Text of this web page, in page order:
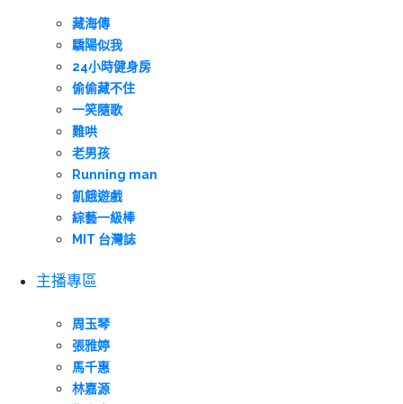
藏海傳
驕陽似我
24小時健身房
偷偷藏不住
一笑隨歌
難哄
老男孩
Running man
飢餓遊戲
綜藝一級棒
MIT 台灣誌
主播專區
周玉琴
張雅婷
馬千惠
林嘉源